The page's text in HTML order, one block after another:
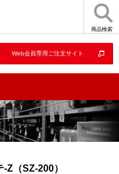
商品検索
Web会員専用ご注文サイト
Z（SZ-200）